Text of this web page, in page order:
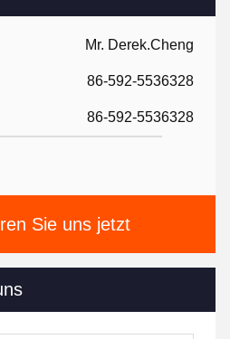
Mr. Derek.Cheng
86-592-5536328
86-592-5536328
Sie uns jetzt